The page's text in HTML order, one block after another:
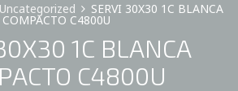
Uncategorized SERVI 30X30 1C BLANCA
COMPACTO C4800U
1C BLANCA
C4800U